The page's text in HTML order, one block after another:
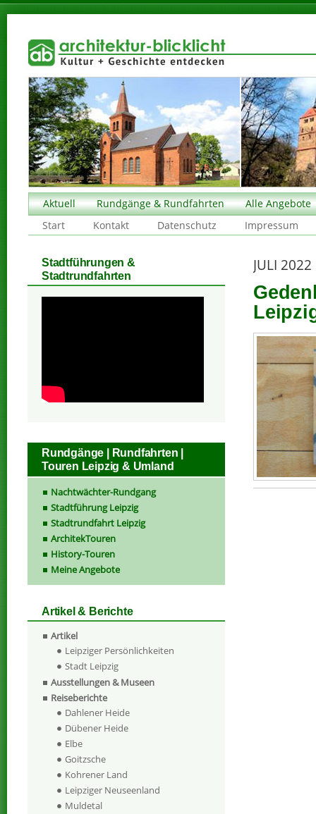
Aktuell Rundgänge & Rundfahrten
Alle Angebote
Start
Kontakt Datenschutz Impressum
JULI 2022
Stadtführungen &
Stadtrundfahrten
Rundgänge | Rundfahrten |
Touren Leipzig & Umland
Nachtwächter-Rundgang
Stadtführung Leipzig
Stadtrundfahrt Leipzig
ArchitekTouren
History-Touren
Meine Angebote
Artikel & Berichte
Artikel
Leipziger Persönlichkeiten
Stadt Leipzig
Ausstellungen & Museen
Reiseberichte
Dahlener Heide
Dübener Heide
Elbe
Goitzsche
Kohrener Land
Leipziger Neuseenland
Muldetal